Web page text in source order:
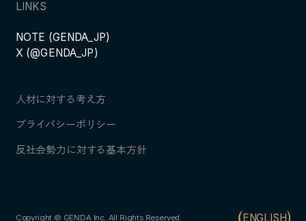
LINKS
NOTE (GENDA_JP)
X (@GENDA_JP)
人材に対する考え方
プライバシーポリシー
反社会勢力に対する基本方針
Copyright © GENDA Inc. All Rights Reserved. ENGLISH